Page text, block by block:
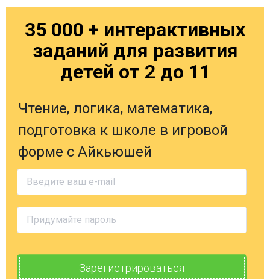
35 000 + интерактивных
заданий для развития
детей от 2 до 11
Чтение, логика, математика,
подготовка к школе в игровой
форме с Айкьюшей
Зарегистрироваться